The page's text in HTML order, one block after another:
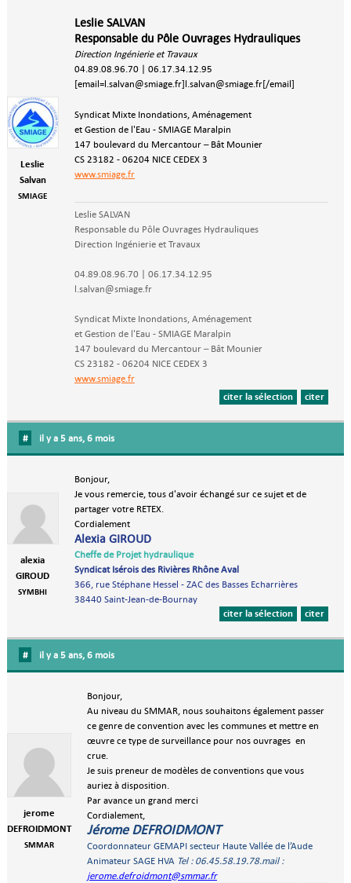
Leslie
Salvan
SMIAGE
Leslie SALVAN
Responsable du Pôle Ouvrages Hydrauliques
Direction Ingénierie et Travaux
04.89.08.96.70 | 06.17.34.12.95
[email=l.salvan@smiage.fr]l.salvan@smiage.fr[/email]
Syndicat Mixte Inondations, Aménagement
et Gestion de l'Eau - SMIAGE Maralpin
147 boulevard du Mercantour – Bât Mounier
CS 23182 - 06204 NICE CEDEX 3
www.smiage.fr
Leslie SALVAN
Responsable du Pôle Ouvrages Hydrauliques
Direction Ingénierie et Travaux
04.89.08.96.70 | 06.17.34.12.95
l.salvan@smiage.fr
Syndicat Mixte Inondations, Aménagement
et Gestion de l'Eau - SMIAGE Maralpin
147 boulevard du Mercantour – Bât Mounier
CS 23182 - 06204 NICE CEDEX 3
www.smiage.fr
citer
citer la sélection
# il y a 5 ans, 6 mois
alexia
GIROUD
SYMBHI
Bonjour,
Je vous remercie, tous d'avoir échangé sur ce sujet et de
partager votre RETEX.
Cordialement
Alexia GIROUD
Cheffe de Projet hydraulique
Syndicat Isérois des Rivières Rhône Aval
366, rue Stéphane Hessel - ZAC des Basses Echarrières
38440 Saint-Jean-de-Bournay
citer
citer la sélection
# il y a 5 ans, 6 mois
jerome
DEFROIDMONT
SMMAR
Bonjour,
Au niveau du SMMAR, nous souhaitons également passer
ce genre de convention avec les communes et mettre en
œuvre ce type de surveillance pour nos ouvrages en
crue.
Je suis preneur de modèles de conventions que vous
auriez à disposition.
Par avance un grand merci
Cordialement,
Jérome DEFROIDMONT
Coordonnateur GEMAPI secteur Haute Vallée de l’Aude
Animateur SAGE HVA Tel : 06.45.58.19.78.mail :
jerome.defroidmont@smmar.fr